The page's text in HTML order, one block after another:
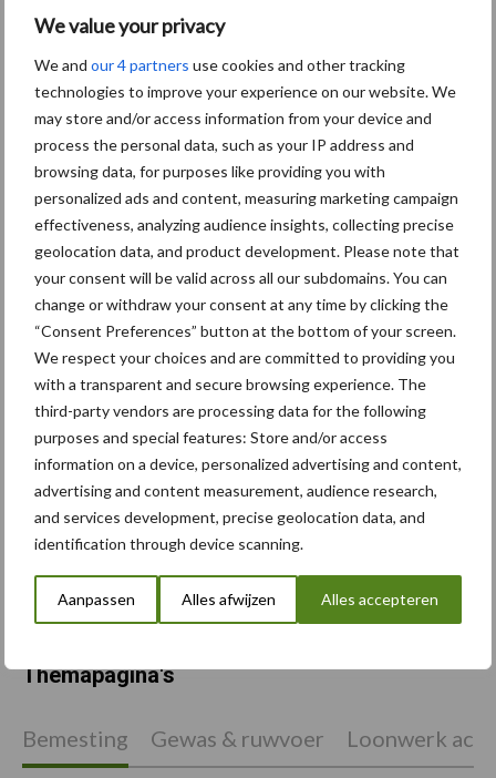
We value your privacy
We and our 4 partners use cookies and other tracking
technologies to improve your experience on our website. We
may store and/or access information from your device and
process the personal data, such as your IP address and
browsing data, for purposes like providing you with
personalized ads and content, measuring marketing campaign
effectiveness, analyzing audience insights, collecting precise
geolocation data, and product development. Please note that
your consent will be valid across all our subdomains. You can
change or withdraw your consent at any time by clicking the
“Consent Preferences” button at the bottom of your screen.
We respect your choices and are committed to providing you
with a transparent and secure browsing experience. The
third-party vendors are processing data for the following
purposes and special features: Store and/or access
information on a device, personalized advertising and content,
advertising and content measurement, audience research,
and services development, precise geolocation data, and
identification through device scanning.
Aanpassen Alles afwijzen Alles accepteren
loondoorbetaling bij ziekte. “Alleen met duidelijkheid kunnen
Bron:LTO
Aanbevolen voor jou! ondernemen
Track & tracebedrijf Allsetra
traceert Giant na Giant
Hoe track & trace-systemen
helpen bij het terugvinden
van gestolen materieel
ATH en GTH 2026: smart
farming, autonome
voersystemen en mobiele
energievoorziening
Themapagina's
Bemesting Gewas & ruwvoer Loonwerk